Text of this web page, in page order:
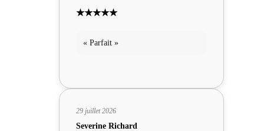
★★★★★
« Parfait »
29 juillet 2026
Severine Richard